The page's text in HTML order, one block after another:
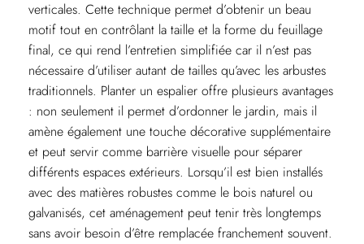
verticales. Cette technique permet d’obtenir un beau
motif tout en contrôlant la taille et la forme du feuillage
final, ce qui rend l’entretien simplifiée car il n’est pas
nécessaire d’utiliser autant de tailles qu’avec les arbustes
traditionnels. Planter un espalier offre plusieurs avantages
: non seulement il permet d’ordonner le jardin, mais il
amène également une touche décorative supplémentaire
et peut servir comme barrière visuelle pour séparer
différents espaces extérieurs. Lorsqu’il est bien installés
avec des matières robustes comme le bois naturel ou
galvanisés, cet aménagement peut tenir très longtemps
sans avoir besoin d’être remplacée franchement souvent.